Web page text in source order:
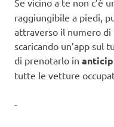
Se vicino a te non c’è
raggiungibile a piedi,
attraverso il numero di
scaricando un’app sul
di prenotarlo in
tutte le vetture
-